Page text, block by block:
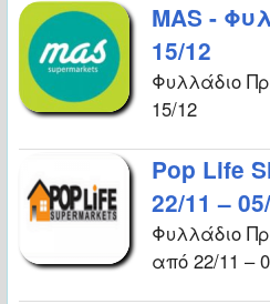
MAS -
15/12
Φυλλάδιο
15/12
Pop Life
22/11 –
Φυλλάδιο
από 22/11 –